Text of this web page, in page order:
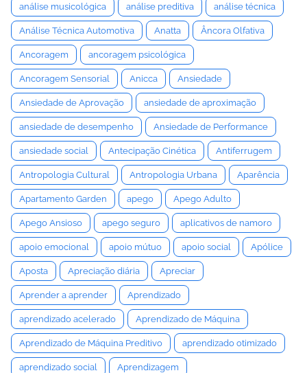
análise musicológica análise preditiva análise técnica
Análise Técnica Automotiva Anatta Âncora Olfativa
Ancoragem ancoragem psicológica
Ancoragem Sensorial Anicca Ansiedade
Ansiedade de Aprovação ansiedade de aproximação
ansiedade de desempenho Ansiedade de Performance
ansiedade social Antecipação Cinética Antiferrugem
Antropologia Cultural Antropologia Urbana Aparência
Apartamento Garden apego Apego Adulto
Apego Ansioso apego seguro aplicativos de namoro
apoio emocional apoio mútuo apoio social Apólice
Aposta Apreciação diária Apreciar
Aprender a aprender Aprendizado
aprendizado acelerado Aprendizado de Máquina
Aprendizado de Máquina Preditivo aprendizado otimizado
aprendizado social Aprendizagem